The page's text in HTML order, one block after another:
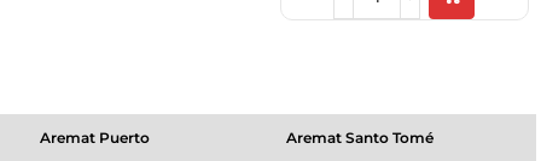
Aremat Santo Tomé
Aremat Puerto